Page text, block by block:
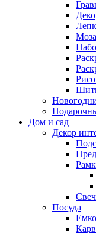
Дом и сад
Декор
Посуда